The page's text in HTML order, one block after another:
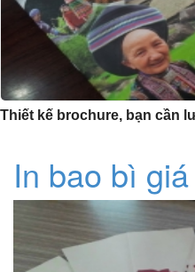
Thiết kế brochure, bạn cần
In bao bì